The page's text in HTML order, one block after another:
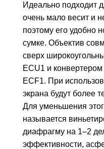
Идеально подходит
очень мало весит и
поэтому его удобно
сумке. Объектив
сверх
ECU1 и конвертером
ECF1. При
экрана будут более
Для уменьшения
называется
диафрагму на 1–2
эффективности,